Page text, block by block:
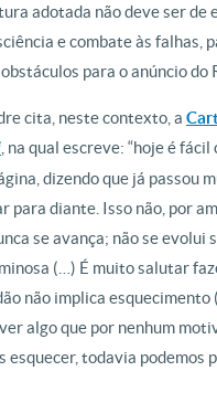
adotada não deve ser de
e combate às falhas,
para o anúncio do
cita, neste contexto, a
, na qual escreve: “hoje é
dizendo que já passou
para diante. Isso não, por
se avança; não se evolui
(…) É muito salutar
não implica
algo que por nenhum
esquecer, todavia podemos